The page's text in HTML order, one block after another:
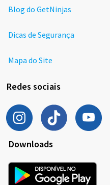
Blog do GetNinjas
Dicas de Segurança
Mapa do Site
Redes sociais
Downloads